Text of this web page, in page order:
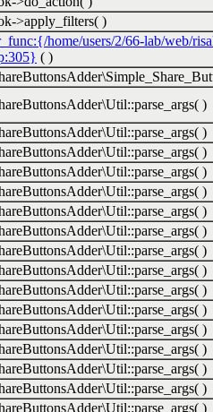
>apply_filters( )
home/users/2/66-lab/web/
( )
)
)
)
)
)
)
)
)
)
)
)
)
)
)
)
)